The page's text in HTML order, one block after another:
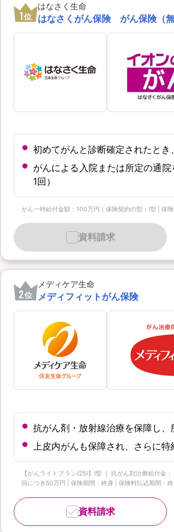
1位
はなさく生命
はなさくがん保険 がん保険（無
初めてがんと診断確定されたとき
がんによる入院または所定の通
1回）
がん一時給付金額：100万円｜保険契約の型：Ⅰ型 |
資料請求
2位
メディケア生命
メディフィットがん保険
抗がん剤・放射線治療を保障し、
上皮内がんも保障され、さらに
【がんライトプラン(25)】I型 ｜ 抗がん剤治療給付金
回につき50万円 | 保険期間：終身 | 保険料払込期間
資料請求